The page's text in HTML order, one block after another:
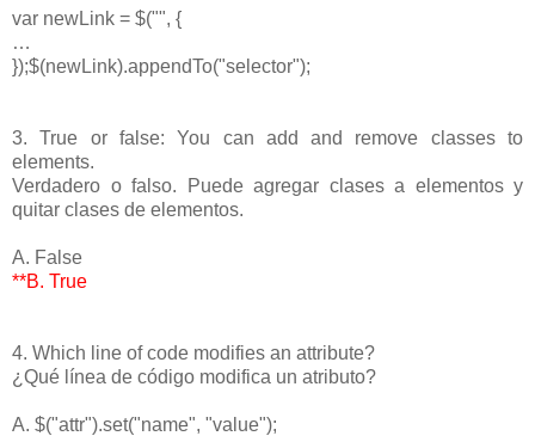
var newLink = $("", {
…
});$(newLink).appendTo("selector");
3. True or false: You can add and remove classes to
elements.
Verdadero o falso. Puede agregar clases a elementos y
quitar clases de elementos.
A. False
**B. True
4. Which line of code modifies an attribute?
¿Qué línea de código modifica un atributo?
A. $("attr").set("name", "value");